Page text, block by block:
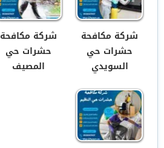
شركة مكافحة
حشرات حي
السويدي
شركة مكافحة
حشرات حي
المصيف